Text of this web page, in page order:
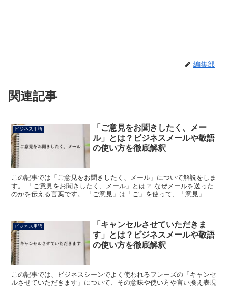
編集部
関連記事
ビジネス用語
「ご意見をお聞きしたく、メー
ル」とは？ビジネスメールや敬語
の使い方を徹底解釈
この記事では「ご意見をお聞きしたく、メール」について解説をしま
す。 「ご意見をお聞きしたく、メール」とは？ なぜメールを送った
のかを伝える言葉です。 「ご意見」は「ご」を使って、「意見」を
ビジネス用語
「キャンセルさせていただきま
す」とは？ビジネスメールや敬語
の使い方を徹底解釈
この記事では、ビジネスシーンでよく使われるフレーズの「キャンセ
ルさせていただきます」について、その意味や使い方や言い換え表現